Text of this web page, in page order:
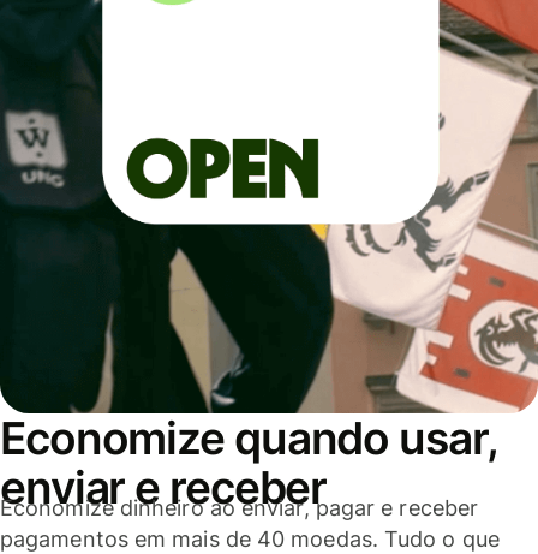
Economize quando usar,
enviar e receber
Economize dinheiro ao enviar, pagar e receber
pagamentos em mais de 40 moedas. Tudo o que